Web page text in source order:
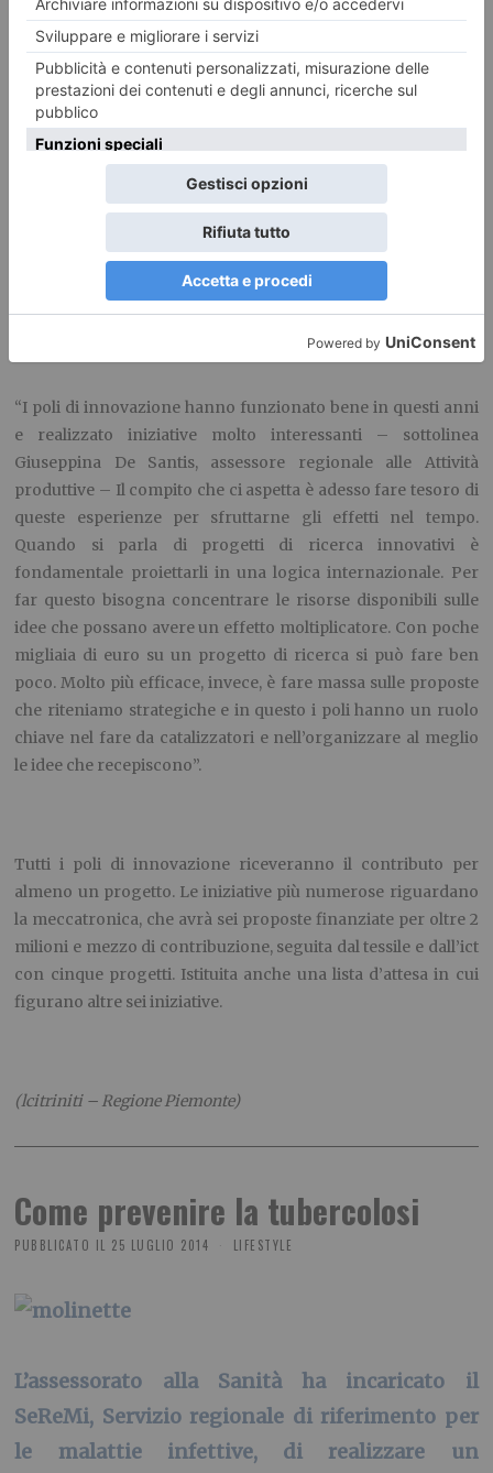
Ma proposte interessanti arrivano anche sul tema del tessile,
come la creazione di tessuti più resistenti per chi viaggia
nello spazio, nel settore turistico, per scoprire in maniera più
approfondita le opere d’arte nei dettagli più irraggiungibili,
e nel campo della salute, con la prevista ideazione di una
futura linea di esoscheletri (gambe artificiali). Buone notizie
anche per gli amanti della montagna, soprattutto per i più
avventurosi: verrà realizzato un sistema innovativo per il
“I poli di innovazione hanno funzionato bene in questi anni
e realizzato iniziative molto interessanti – sottolinea
Giuseppina De Santis, assessore regionale alle Attività
produttive – Il compito che ci aspetta è adesso fare tesoro di
queste esperienze per sfruttarne gli effetti nel tempo.
Quando si parla di progetti di ricerca innovativi è
fondamentale proiettarli in una logica internazionale. Per
far questo bisogna concentrare le risorse disponibili sulle
idee che possano avere un effetto moltiplicatore. Con poche
migliaia di euro su un progetto di ricerca si può fare ben
poco. Molto più efficace, invece, è fare massa sulle proposte
che riteniamo strategiche e in questo i poli hanno un ruolo
chiave nel fare da catalizzatori e nell’organizzare al meglio
le idee che recepiscono”.
Tutti i poli di innovazione riceveranno il contributo per
almeno un progetto. Le iniziative più numerose riguardano
la meccatronica, che avrà sei proposte finanziate per oltre 2
milioni e mezzo di contribuzione, seguita dal tessile e dall’ict
con cinque progetti. Istituita anche una lista d’attesa in cui
figurano altre sei iniziative.
(lcitriniti – Regione Piemonte)
Come prevenire la tubercolosi
PUBBLICATO IL 25 LUGLIO 2014 LIFESTYLE
L’assessorato alla Sanità ha incaricato il
SeReMi, Servizio regionale di riferimento per
le malattie infettive, di realizzare un